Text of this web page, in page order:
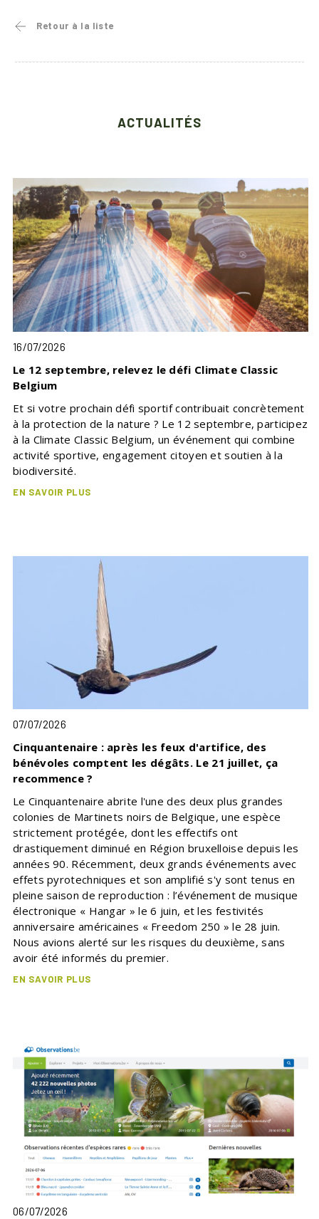
Retour à la liste
ACTUALITÉS
16/07/2026
Le 12 septembre, relevez le défi Climate Classic
Belgium
Et si votre prochain défi sportif contribuait concrètement
à la protection de la nature ? Le 12 septembre, participez
à la Climate Classic Belgium, un événement qui combine
activité sportive, engagement citoyen et soutien à la
biodiversité.
EN SAVOIR PLUS
07/07/2026
Cinquantenaire : après les feux d'artifice, des
bénévoles comptent les dégâts. Le 21 juillet, ça
recommence ?
Le Cinquantenaire abrite l'une des deux plus grandes
colonies de Martinets noirs de Belgique, une espèce
strictement protégée, dont les effectifs ont
drastiquement diminué en Région bruxelloise depuis les
années 90. Récemment, deux grands événements avec
effets pyrotechniques et son amplifié s'y sont tenus en
pleine saison de reproduction : l’événement de musique
électronique « Hangar » le 6 juin, et les festivités
anniversaire américaines « Freedom 250 » le 28 juin.
Nous avions alerté sur les risques du deuxième, sans
avoir été informés du premier.
EN SAVOIR PLUS
06/07/2026